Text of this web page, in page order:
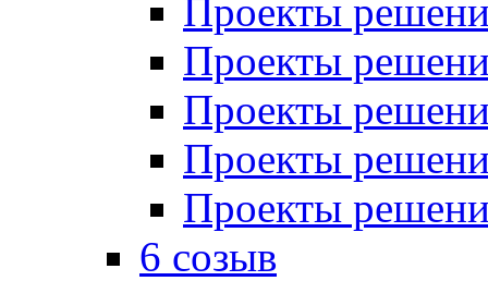
Проекты
Проекты
Проекты
Проекты
Проекты
6 созыв